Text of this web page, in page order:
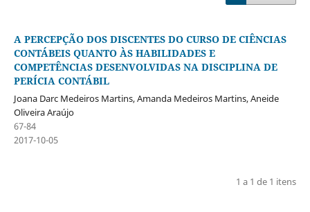
A PERCEPÇÃO DOS DISCENTES DO CURSO DE CIÊNCIAS
CONTÁBEIS QUANTO ÀS HABILIDADES E
COMPETÊNCIAS DESENVOLVIDAS NA DISCIPLINA DE
PERÍCIA CONTÁBIL
Joana Darc Medeiros Martins, Amanda Medeiros Martins, Aneide
Oliveira Araújo
67-84
2017-10-05
1 a 1 de 1 itens